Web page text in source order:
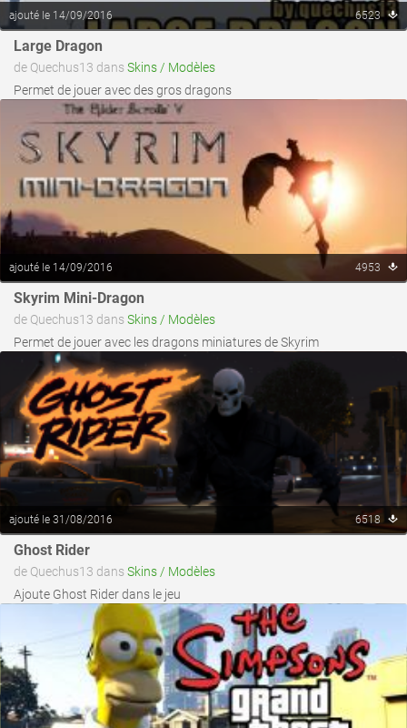
ajouté le 14/09/2016 6523
Large Dragon
de Quechus13 dans Skins / Modèles
Permet de jouer avec des gros dragons
voir ce fichier
ajouté le 14/09/2016 4953
Skyrim Mini-Dragon
de Quechus13 dans Skins / Modèles
Permet de jouer avec les dragons miniatures de Skyrim
ajouté le 31/08/2016 6518
Ghost Rider
de Quechus13 dans Skins / Modèles
Ajoute Ghost Rider dans le jeu